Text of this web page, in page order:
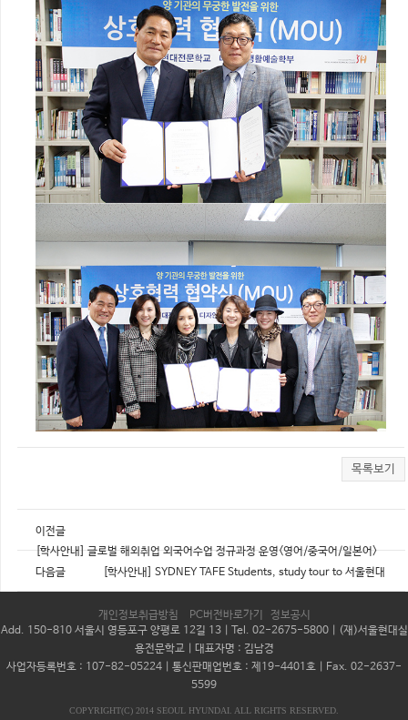
목록보기
이전글
[학사안내] 글로벌 해외취업 외국어수업 정규과정 운영<영어/중국어/일본어>
다음글
[학사안내] SYDNEY TAFE Students, study tour to 서울현대
개인정보취급방침 PC버전바로가기
정보공시
Add. 150-810 서울시 영등포구 양평로 12길 13 | Tel. 02-2675-5800 | (재)서울현대실
용전문학교 | 대표자명 : 김남경
사업자등록번호 : 107-82-05224 | 통신판매업번호 : 제19-4401호 | Fax. 02-2637-
5599
COPYRIGHT(C) 2014 SEOUL HYUNDAI. ALL RIGHTS RESERVED.